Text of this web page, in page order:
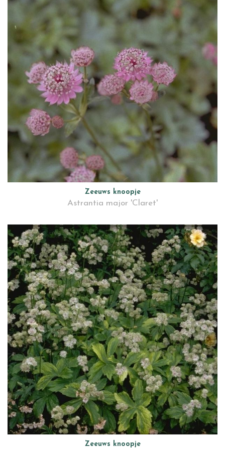
Zeeuws knoopje
Astrantia major 'Claret'
Zeeuws knoopje